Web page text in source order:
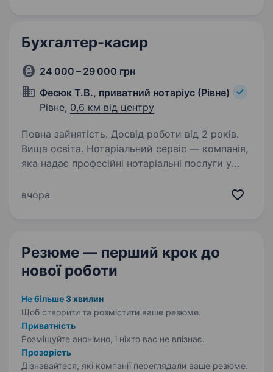
Бухгалтер-касир
24 000 – 29 000 грн
Фесюк Т.В., приватний нотаріус (Рівне)
Рівне, 0,6 км від центру
Повна зайнятість. Досвід роботи від 2 років.
Вища освіта. Нотаріальний сервіс — компанія,
яка надає професійні нотаріальні послуги у
забезпечуючи законність, надійність і безпеку
вчора
Резюме — перший крок до
нової роботи
Не більше 3 хвилин
Щоб створити та розмістити ваше резюме.
Приватність
Розміщуйте анонімно, і ніхто вас не впізнає.
Прозорість
Дізнавайтеся, які компанії переглядали ваше резюме.